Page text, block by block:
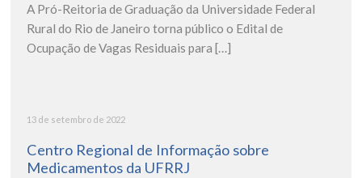
A Pró-Reitoria de Graduação da Universidade Federal
Rural do Rio de Janeiro torna público o Edital de
Ocupação de Vagas Residuais para […]
13 de setembro de 2022
Centro Regional de Informação sobre
Medicamentos da UFRRJ